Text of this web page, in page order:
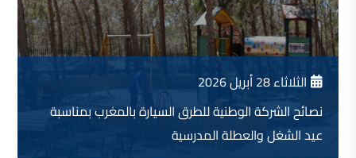
الثلاثاء 28 أبريل 2026
نصائح الشركة الوطنية للطرق السيارة بالمغرب بمناسبة
عيد الشغل والعطلة المدرسية